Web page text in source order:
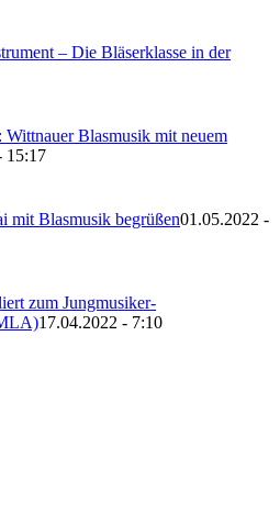
– Die Bläserklasse in der
Blasmusik mit neuem
15:17
mit Blasmusik begrüßen01.05.2022 -
zum Jungmusiker-
17.04.2022 - 7:10